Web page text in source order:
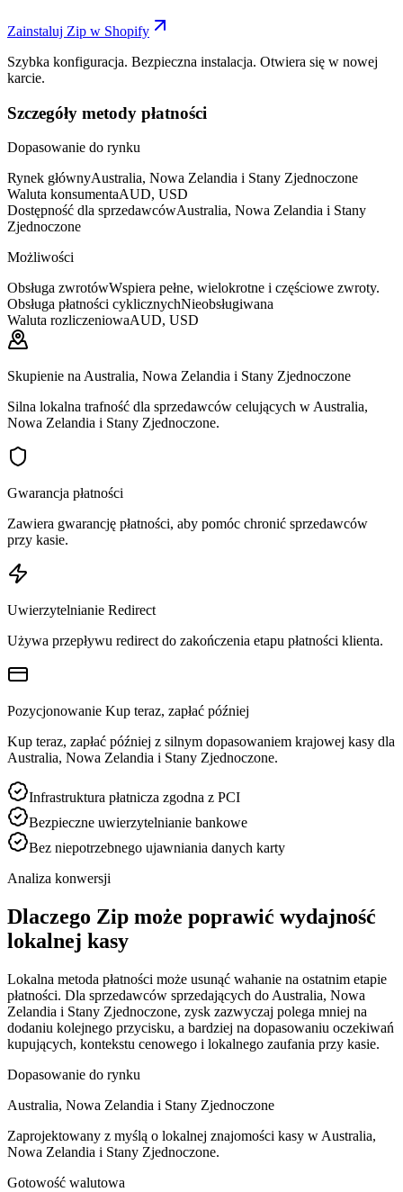
Zainstaluj Zip w Shopify
Szybka konfiguracja. Bezpieczna instalacja. Otwiera się w nowej
karcie.
Szczegóły metody płatności
Dopasowanie do rynku
Rynek głównyAustralia, Nowa Zelandia i Stany Zjednoczone
Waluta konsumentaAUD, USD
Dostępność dla sprzedawcówAustralia, Nowa Zelandia i Stany
Zjednoczone
Możliwości
Obsługa zwrotówWspiera pełne, wielokrotne i częściowe zwroty.
Obsługa płatności cyklicznychNieobsługiwana
Waluta rozliczeniowaAUD, USD
Skupienie na Australia, Nowa Zelandia i Stany Zjednoczone
Silna lokalna trafność dla sprzedawców celujących w Australia,
Nowa Zelandia i Stany Zjednoczone.
Gwarancja płatności
Zawiera gwarancję płatności, aby pomóc chronić sprzedawców
przy kasie.
Uwierzytelnianie Redirect
Używa przepływu redirect do zakończenia etapu płatności klienta.
Pozycjonowanie Kup teraz, zapłać później
Kup teraz, zapłać później z silnym dopasowaniem krajowej kasy dla
Australia, Nowa Zelandia i Stany Zjednoczone.
Infrastruktura płatnicza zgodna z PCI
Bezpieczne uwierzytelnianie bankowe
Bez niepotrzebnego ujawniania danych karty
Analiza konwersji
Dlaczego Zip może poprawić wydajność
lokalnej kasy
Lokalna metoda płatności może usunąć wahanie na ostatnim etapie
płatności. Dla sprzedawców sprzedających do Australia, Nowa
Zelandia i Stany Zjednoczone, zysk zazwyczaj polega mniej na
dodaniu kolejnego przycisku, a bardziej na dopasowaniu oczekiwań
kupujących, kontekstu cenowego i lokalnego zaufania przy kasie.
Dopasowanie do rynku
Australia, Nowa Zelandia i Stany Zjednoczone
Zaprojektowany z myślą o lokalnej znajomości kasy w Australia,
Nowa Zelandia i Stany Zjednoczone.
Gotowość walutowa